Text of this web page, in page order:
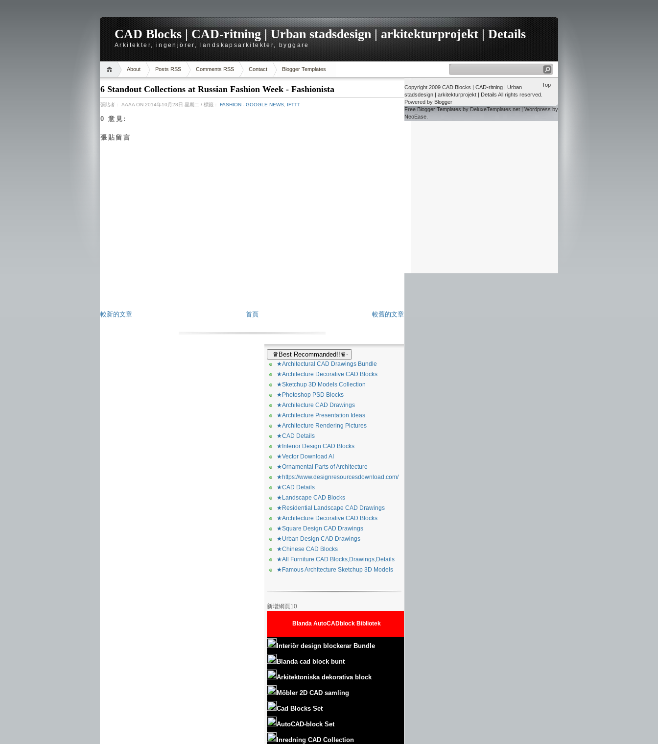
CAD Blocks | CAD-ritning | Urban stadsdesign | arkitekturprojekt | Details
Arkitekter, ingenjörer, landskapsarkitekter, byggare
About Posts RSS Comments RSS Contact Blogger Templates
6 Standout Collections at Russian Fashion Week - Fashionista
張貼者： AAAA ON 2014年10月28日 星期二 / 標籤： FASHION - GOOGLE NEWS IFTTT
0 意見:
張貼留言
較新的文章 較舊的文章
首頁
♛Best Recommanded!!♛-
★Architectural CAD Drawings Bundle
★Architecture Decorative CAD Blocks
★Sketchup 3D Models Collection
★Photoshop PSD Blocks
★Architecture CAD Drawings
★Architecture Presentation Ideas
★Architecture Rendering Pictures
★CAD Details
★Interior Design CAD Blocks
★Vector Download AI
★Ornamental Parts of Architecture
★https://www.designresourcesdownload.com/
★CAD Details
★Landscape CAD Blocks
★Residential Landscape CAD Drawings
★Architecture Decorative CAD Blocks
★Square Design CAD Drawings
★Urban Design CAD Drawings
★Chinese CAD Blocks
★All Furniture CAD Blocks,Drawings,Details
★Famous Architecture Sketchup 3D Models
新增網頁10
Blanda AutoCADblock Bibliotek
Interiör design blockerar Bundle
Blanda cad block bunt
Arkitektoniska dekorativa block
Möbler 2D CAD samling
Cad Blocks Set
AutoCAD-block Set
Inredning CAD Collection
Top
Copyright 2009 CAD Blocks | CAD-ritning | Urban
stadsdesign | arkitekturprojekt | Details All rights reserved.
Powered by Blogger
Free Blogger Templates by DeluxeTemplates.net | Wordpress by
NeoEase